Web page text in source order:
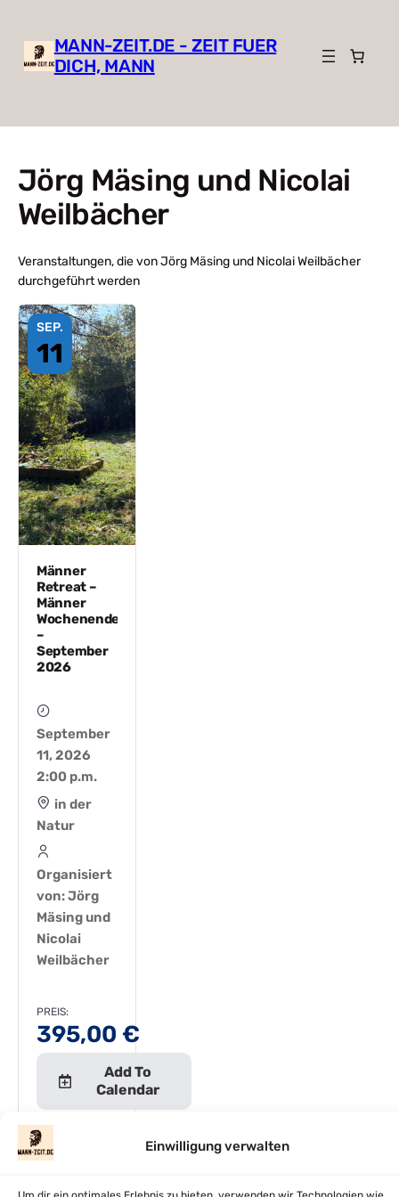
Einwilligung verwalten
MANN-ZEIT.DE - ZEIT FUER
DICH, MANN
Jörg Mäsing und Nicolai
Weilbächer
Veranstaltungen, die von Jörg Mäsing und Nicolai Weilbächer
durchgeführt werden
SEP.
11
Männer
Retreat –
Männer
Wochenende
–
September
2026
September
11, 2026
2:00 p.m.
in der
Natur
Organisiert
von: Jörg
Mäsing und
Nicolai
Weilbächer
PREIS:
395,00 €
Add To
Calendar